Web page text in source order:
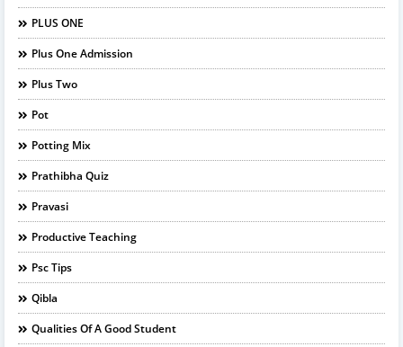
PLUS ONE
Plus One Admission
Plus Two
Pot
Potting Mix
Prathibha Quiz
Pravasi
Productive Teaching
Psc Tips
Qibla
Qualities Of A Good Student